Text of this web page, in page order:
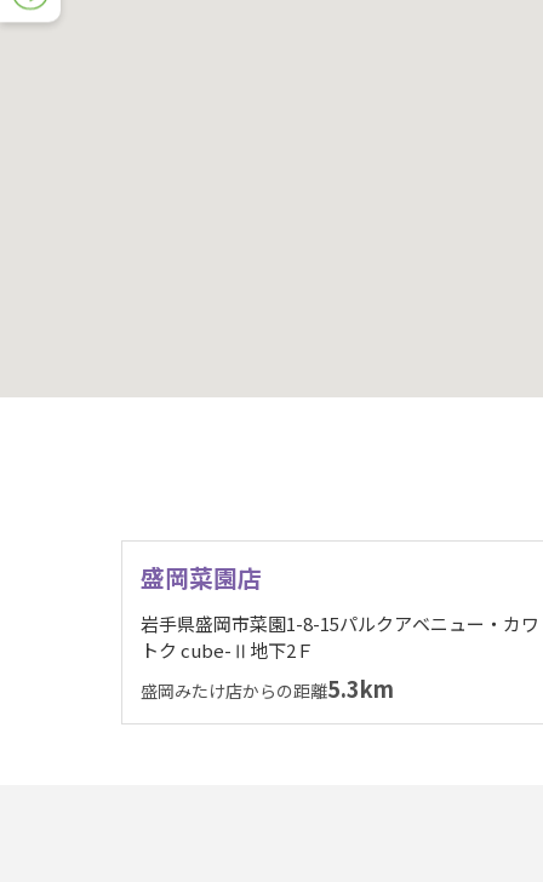
盛岡菜園店
岩手県盛岡市菜園1-8-15パルクアベニュー・カワ
トク cube-Ⅱ地下2Ｆ
盛岡みたけ店からの距離5.3km